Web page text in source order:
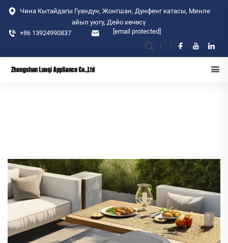
Чина Кытайдагы Гуандун, Жонгшан, Дунфенг катасы, Минле
айыл уюгу, Дейо көчөсү
+86 13924990837
[email protected]